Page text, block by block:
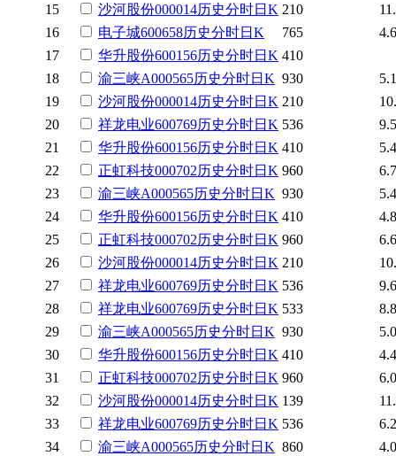
15
沙河股份000014历史分时日K 210
16
电子城600658历史分时日K 765
17
华升股份600156历史分时日K 410
18
渝三峡A000565历史分时日K 930
19
沙河股份000014历史分时日K 210
20
祥龙电业600769历史分时日K 536
21
华升股份600156历史分时日K 410
22
正虹科技000702历史分时日K 960
23
渝三峡A000565历史分时日K 930
24
华升股份600156历史分时日K 410
25
正虹科技000702历史分时日K 960
26
沙河股份000014历史分时日K 210
27
祥龙电业600769历史分时日K 536
28
祥龙电业600769历史分时日K 533
29
渝三峡A000565历史分时日K 930
30
华升股份600156历史分时日K 410
31
正虹科技000702历史分时日K 960
32
沙河股份000014历史分时日K 139
33
祥龙电业600769历史分时日K 536
34
渝三峡A000565历史分时日K 860